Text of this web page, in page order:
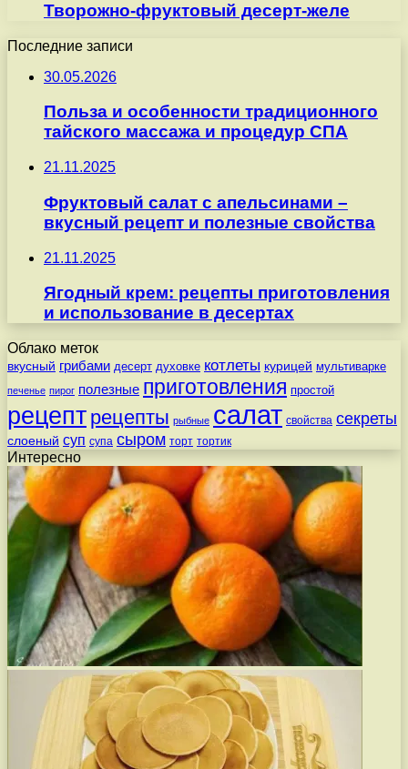
Творожно-фруктовый десерт-желе
Последние записи
30.05.2026
Польза и особенности традиционного
тайского массажа и процедур СПА
21.11.2025
Фруктовый салат с апельсинами –
вкусный рецепт и полезные свойства
21.11.2025
Ягодный крем: рецепты приготовления
и использование в десертах
Облако меток
вкусный грибами десерт духовке котлеты курицей мультиварке
печенье пирог полезные приготовления простой
рецепт рецепты рыбные салат свойства секреты
слоеный суп супа сыром торт тортик
Интересно